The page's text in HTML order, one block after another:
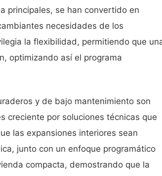
principales, se han convertido en
necesidades de los
la flexibilidad, permitiendo que
optimizando así el programa
y de bajo mantenimiento son
creciente por soluciones técnicas que
las expansiones interiores sean
junto con un enfoque programático
compacta, demostrando que la